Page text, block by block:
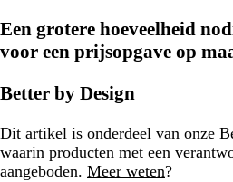
Een grotere hoeveelheid
voor een prijsopgave op
Better by Design
Dit artikel is onderdeel van onze
waarin producten met een
aangeboden. Meer weten?